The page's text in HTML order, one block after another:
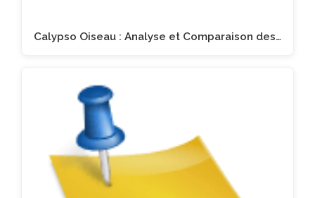
Calypso Oiseau : Analyse et Comparaison des…